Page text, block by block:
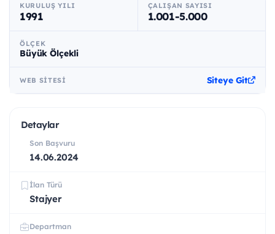
KURULUŞ YILI
1991
ÇALIŞAN SAYISI
1.001-5.000
ÖLÇEK
Büyük Ölçekli
WEB SITESI Siteye Git
Detaylar
Son Başvuru
14.06.2024
İlan Türü
Stajyer
Departman